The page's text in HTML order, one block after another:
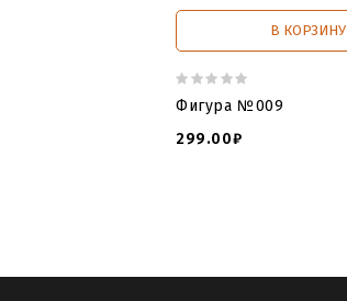
В КОРЗИНУ
Фигура №009
299.00₽